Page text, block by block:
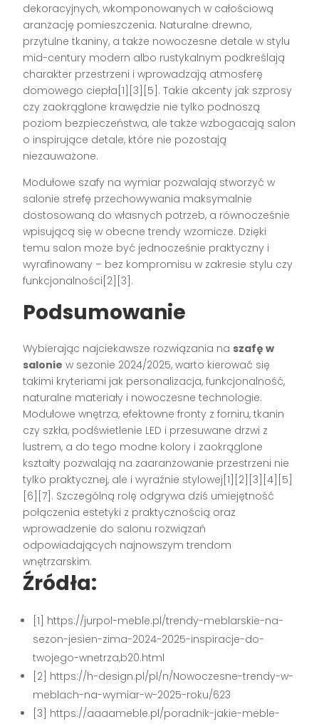
dekoracyjnych, wkomponowanych w całościową
aranżację pomieszczenia. Naturalne drewno,
przytulne tkaniny, a także nowoczesne detale w stylu
mid-century modern albo rustykalnym podkreślają
charakter przestrzeni i wprowadzają atmosferę
domowego ciepła[1][3][5]. Takie akcenty jak szprosy
czy zaokrąglone krawędzie nie tylko podnoszą
poziom bezpieczeństwa, ale także wzbogacają salon
o inspirujące detale, które nie pozostają
niezauważone.
Modułowe szafy na wymiar pozwalają stworzyć w
salonie strefę przechowywania maksymalnie
dostosowaną do własnych potrzeb, a równocześnie
wpisującą się w obecne trendy wzornicze. Dzięki
temu salon może być jednocześnie praktyczny i
wyrafinowany – bez kompromisu w zakresie stylu czy
funkcjonalności[2][3].
Podsumowanie
Wybierając najciekawsze rozwiązania na szafę w
salonie w sezonie 2024/2025, warto kierować się
takimi kryteriami jak personalizacja, funkcjonalność,
naturalne materiały i nowoczesne technologie.
Modułowe wnętrza, efektowne fronty z forniru, tkanin
czy szkła, podświetlenie LED i przesuwane drzwi z
lustrem, a do tego modne kolory i zaokrąglone
kształty pozwalają na zaaranżowanie przestrzeni nie
tylko praktycznej, ale i wyraźnie stylowej[1][2][3][4][5]
[6][7]. Szczególną rolę odgrywa dziś umiejętność
połączenia estetyki z praktycznością oraz
wprowadzenie do salonu rozwiązań
odpowiadających najnowszym trendom
wnętrzarskim.
Źródła:
[1] https://jurpol-meble.pl/trendy-meblarskie-na-
sezon-jesien-zima-2024-2025-inspiracje-do-
twojego-wnetrza,b20.html
[2] https://h-design.pl/pl/n/Nowoczesne-trendy-w-
meblach-na-wymiar-w-2025-roku/623
[3] https://aaaameble.pl/poradnik-jakie-meble-